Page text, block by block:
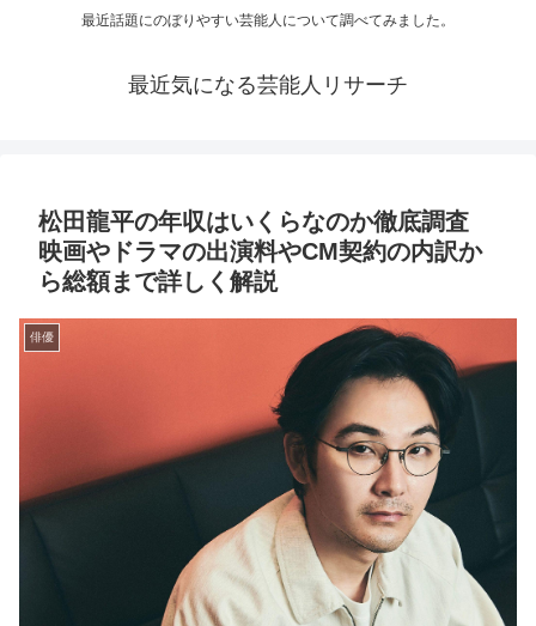
最近話題にのぼりやすい芸能人について調べてみました。
最近気になる芸能人リサーチ
松田龍平の年収はいくらなのか徹底調査
映画やドラマの出演料やCM契約の内訳か
ら総額まで詳しく解説
俳優